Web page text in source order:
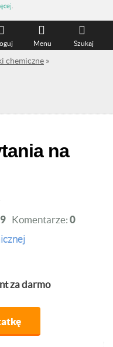
Szukaj
Menu
chemiczne »
na
Komentarze: 0
za darmo